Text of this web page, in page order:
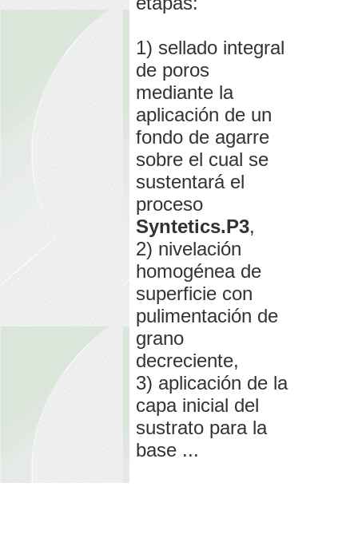
1) sellado integral
de poros
mediante la
aplicación de un
fondo de agarre
sobre el cual se
sustentará el
proceso
Syntetics.P3,
2) nivelación
homogénea de
superficie con
pulimentación de
grano
decreciente,
3) aplicación de la
capa inicial del
sustrato para la
base ...